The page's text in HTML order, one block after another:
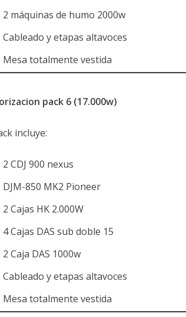
2 máquinas de humo 2000w
Cableado y etapas altavoces
Mesa totalmente vestida
pack 6 (17.000w)
incluye:
2 CDJ 900 nexus
DJM-850 MK2 Pioneer
2 Cajas HK 2.000W
4 Cajas DAS sub doble 15
2 Caja DAS 1000w
Cableado y etapas altavoces
Mesa totalmente vestida